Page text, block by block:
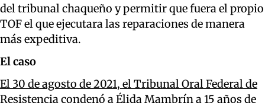
del tribunal chaqueño y permitir que fuera el propio
TOF el que ejecutara las reparaciones de manera
más expeditiva.
El caso
El 30 de agosto de 2021, el Tribunal Oral Federal de
Resistencia condenó a Élida Mambrín a 15 años de